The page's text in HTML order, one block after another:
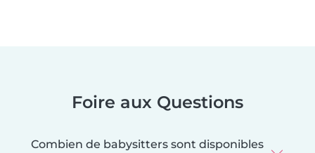
Foire aux Questions
Combien de babysitters sont disponibles